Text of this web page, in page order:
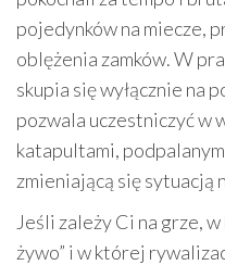
pojedynków na miecze,
oblężenia zamków. W
skupia się wyłącznie na
pozwala uczestniczyć w
katapultami,
zmieniającą się sytuacją
Jeśli zależy Ci na grze,
żywo” i w której